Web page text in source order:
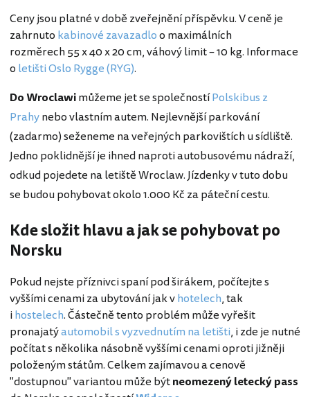
Ceny jsou platné v době zveřejnění příspěvku. V ceně je
zahrnuto kabinové zavazadloo maximálních
rozměrech 55 x 40 x 20 cm, váhový limit – 10 kg. Informace
o letišti Oslo Rygge (RYG).
Do Wroclawimůžeme jet se společnostíPolskibus z
Prahynebo vlastním autem. Nejlevnější parkování
(zadarmo) seženeme na veřejných parkovištích u sídliště.
Jedno poklidnější je ihned naproti autobusovému nádraží,
odkud pojedete na letiště Wroclaw. Jízdenky v tuto dobu
se budou pohybovat okolo 1.000 Kč za páteční cestu.
Kde složit hlavu a jak se pohybovat po
Norsku
Pokud nejste příznivci spaní pod širákem, počítejte s
vyššími cenami za ubytování jak vhotelech, tak
ihostelech. Částečně tento problém může vyřešit
pronajatýautomobil s vyzvednutím na letišti, i zde je nutné
počítat s několika násobně vyššími cenami oproti jižněji
položeným státům. Celkem zajímavou a cenově
"dostupnou" variantou může býtneomezený letecký pass